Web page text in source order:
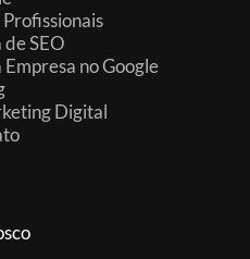
SEO
no Google
Digital